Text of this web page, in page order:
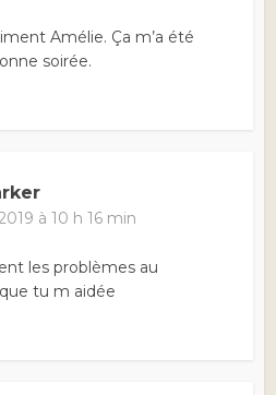
Amélie. Ça m’a été
soirée.
à 10 h 16 min
les problèmes au
tu m aidée